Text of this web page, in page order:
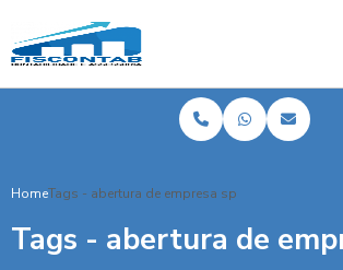
HomeTags - abertura de empresa sp
Tags - abertura de